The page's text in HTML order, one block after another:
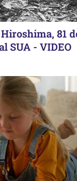
81
SUA - VIDEO